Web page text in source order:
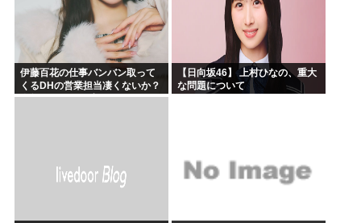
伊藤百花の仕事バンバン取って
くるDHの営業担当凄くないか？
今年のボーナス凄いことになり
【日向坂46】 上村ひなの、重大
な問題について